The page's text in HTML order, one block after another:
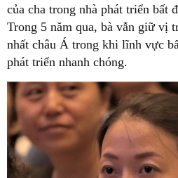
của cha trong nhà phát triển bất
Trong 5 năm qua, bà vẫn giữ vị
nhất châu Á trong khi lĩnh vực
phát triển nhanh chóng.